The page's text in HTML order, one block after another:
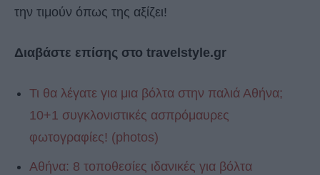
την τιμούν όπως της αξίζει!
Διαβάστε επίσης στο travelstyle.gr
Τι θα λέγατε για μια βόλτα στην παλιά Αθήνα;
10+1 συγκλονιστικές ασπρόμαυρες
φωτογραφίες! (photos)
Αθήνα: 8 τοποθεσίες ιδανικές για βόλτα